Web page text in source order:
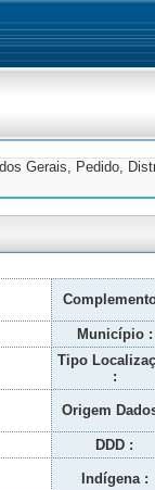
Gerais, Pedido,
Município :
Tipo
:
Origem
DDD :
Indígena :